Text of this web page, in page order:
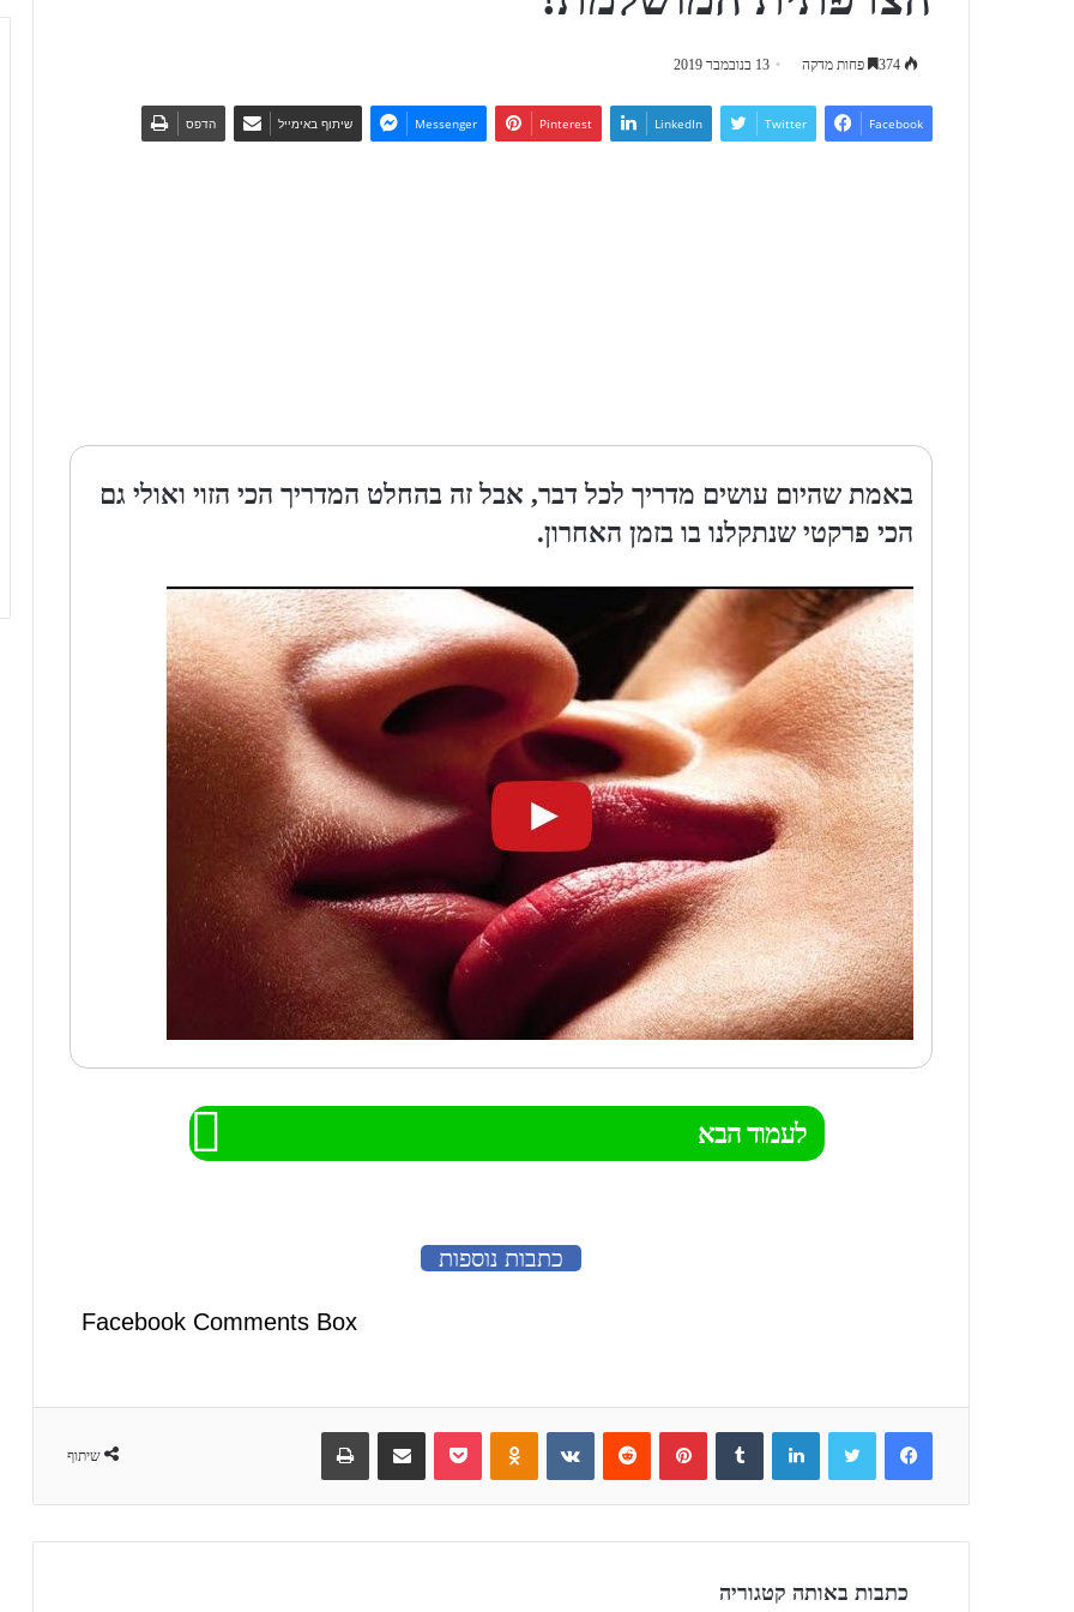
13 בנובמבר 2019 פחות מדקה
Facebook
Twitter
LinkedIn
Pinterest
Messenger שיתוף באימייל הדפס
באמת שהיום עושים מדריך לכל דבר, אבל זה בהחלט המדריך הכי הזוי ואולי גם
הכי פרקטי שנתקלנו בו בזמן האחרון.
לעמוד הבא
כתבות נוספות
Facebook Comments Box
שיתוף
Facebook
Twitter
LinkedIn
Tumblr
Pinterest
Reddit
VKontakte
Odnoklassniki
Pocket שיתוף באימייל הדפס
כתבות באותה קטגוריה